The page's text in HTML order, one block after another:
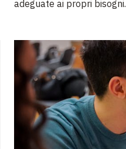
adeguate ai propri bisogni.